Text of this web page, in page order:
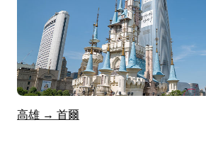
高雄 → 首爾